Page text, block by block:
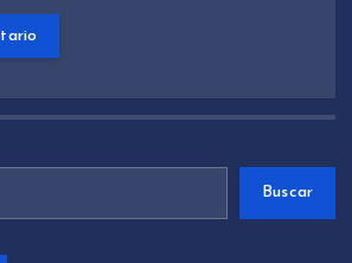
Buscar